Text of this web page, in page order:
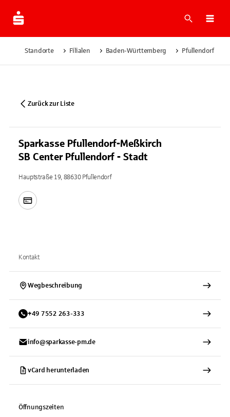
Suche
Standorte Filialen Baden-Württemberg Pfullendorf
Zurück zur Liste
Sparkasse Pfullendorf-Meßkirch
SB Center Pfullendorf - Stadt
Hauptstraße 19, 88630 Pfullendorf
Kontakt
Wegbeschreibung
+49 7552 263-333
info@sparkasse-pm.de
vCard herunterladen
Öffnungszeiten